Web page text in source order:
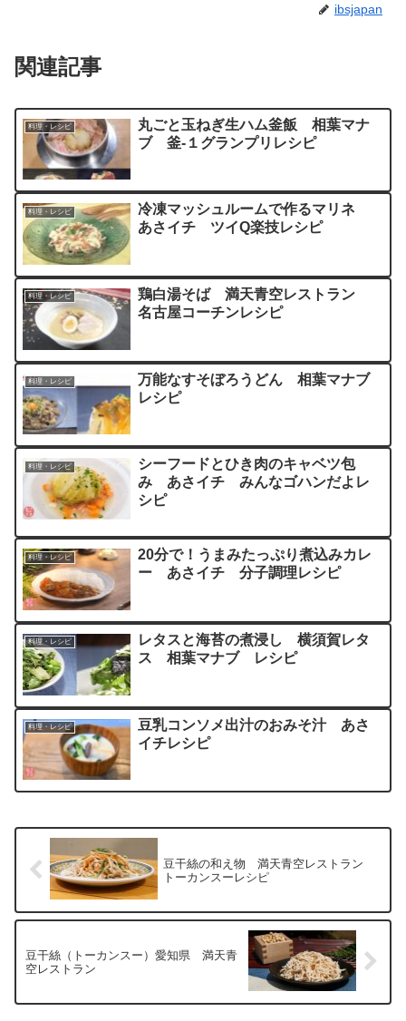
ibsjapan
関連記事
料理・レシピ
丸ごと玉ねぎ生ハム釜飯 相葉マナ
ブ 釜-１グランプリレシピ
料理・レシピ
冷凍マッシュルームで作るマリネ
あさイチ ツイQ楽技レシピ
料理・レシピ
鶏白湯そば 満天青空レストラン
名古屋コーチンレシピ
料理・レシピ
万能なすそぼろうどん 相葉マナブ
レシピ
料理・レシピ
シーフードとひき肉のキャベツ包
み あさイチ みんなゴハンだよレ
シピ
料理・レシピ
20分で！うまみたっぷり煮込みカレ
ー あさイチ 分子調理レシピ
料理・レシピ
レタスと海苔の煮浸し 横須賀レタ
ス 相葉マナブ レシピ
料理・レシピ
豆乳コンソメ出汁のおみそ汁 あさ
イチレシピ
豆干絲の和え物 満天青空レストラン
トーカンスーレシピ
豆干絲（トーカンスー）愛知県 満天青
空レストラン